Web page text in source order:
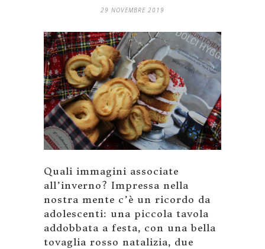
29 NOVEMBRE 2019
Quali immagini associate
all’inverno? Impressa nella
nostra mente c’è un ricordo da
adolescenti: una piccola tavola
addobbata a festa, con una bella
tovaglia rosso natalizia, due